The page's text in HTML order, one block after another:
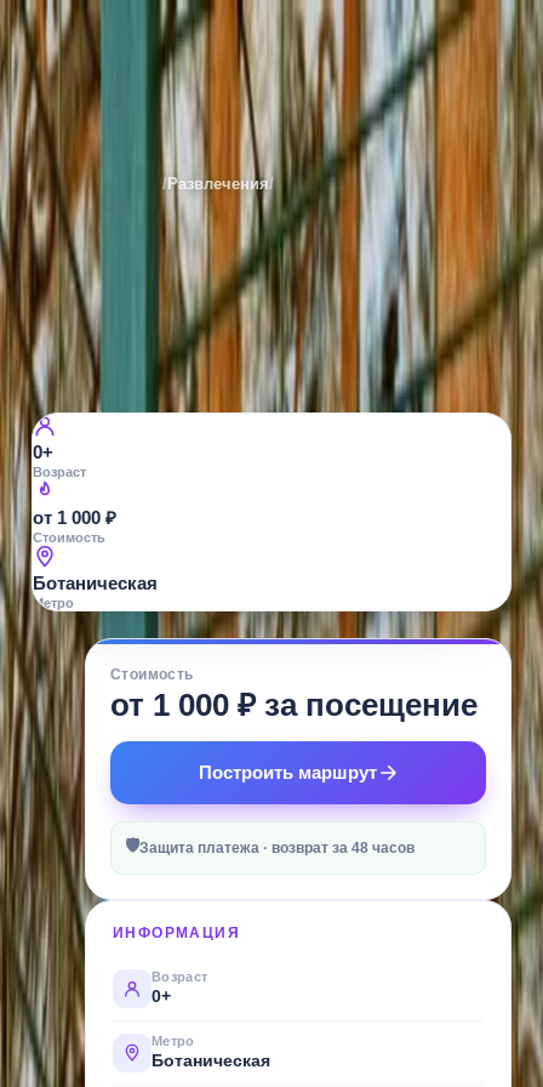
Лесная Братва
МестаЕкатеринбурга / Развлечения/Зоопарки Все фото ·
ЗООПАРКИ
Лесная Братва
ул. Зимняя, 27
просмотров
0+
Возраст
от 1 000 ₽
Стоимость
Ботаническая
Метро
О
«Лесная
братва»
—
это
место,
где
дети
гладят
тапира,
кормят
фламинго
и
Стоимость
от 1 000 ₽ за посещение
Построить маршрут
🛡Защита платежа · возврат за 48 часов
ИНФОРМАЦИЯ
Возраст
0+
Метро
Ботаническая